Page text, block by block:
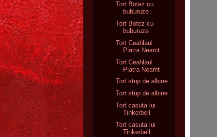
Tort Botez cu
buburuze
Tort Botez cu
buburuze
Tort Ceahlaul
Piatra Neamt
Tort Ceahlaul
Piatra Neamt
Tort stup de albine
Tort stup de albine
Tort casuta lui
Tinkerbell
Tort casuta lui
Tinkerbell